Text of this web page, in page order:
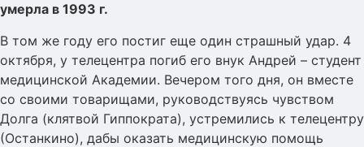
умерла в 1993 г.
В том же году его постиг еще один страшный удар. 4
октября, у телецентра погиб его внук Андрей – студент
медицинской Академии. Вечером того дня, он вместе
со своими товарищами, руководствуясь чувством
Долга (клятвой Гиппократа), устремились к телецентру
(Останкино), дабы оказать медицинскую помощь